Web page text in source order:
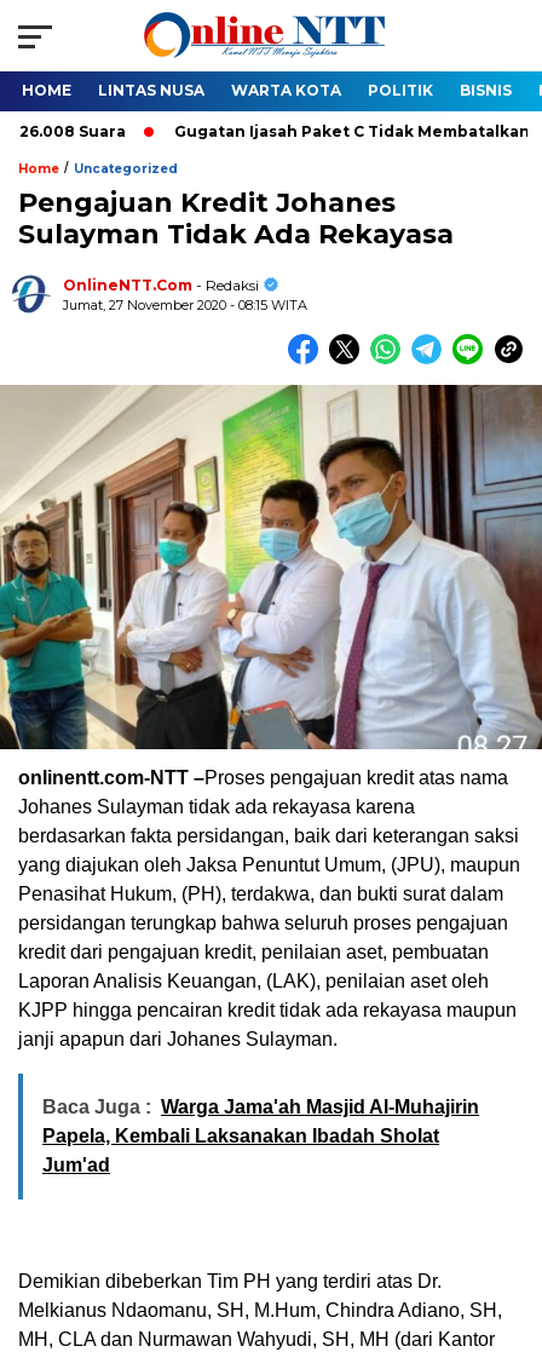
HOME LINTAS NUSA WARTA KOTA POLITIK BISNIS
Suara Gugatan Ijasah Paket C Tidak Membatalkan
Home / Uncategorized
Pengajuan Kredit Johanes
Sulayman Tidak Ada Rekayasa
OnlineNTT.Com - Redaksi
Jumat, 27 November 2020 - 08:15 WITA
onlinentt.com-NTT –Proses pengajuan kredit atas nama
Johanes Sulayman tidak ada rekayasa karena
berdasarkan fakta persidangan, baik dari keterangan saksi
yang diajukan oleh Jaksa Penuntut Umum, (JPU), maupun
Penasihat Hukum, (PH), terdakwa, dan bukti surat dalam
persidangan terungkap bahwa seluruh proses pengajuan
kredit dari pengajuan kredit, penilaian aset, pembuatan
Laporan Analisis Keuangan, (LAK), penilaian aset oleh
KJPP hingga pencairan kredit tidak ada rekayasa maupun
janji apapun dari Johanes Sulayman.
Baca Juga : Warga Jama'ah Masjid Al-Muhajirin
Papela, Kembali Laksanakan Ibadah Sholat
Jum'ad
Demikian dibeberkan Tim PH yang terdiri atas Dr.
Melkianus Ndaomanu, SH, M.Hum, Chindra Adiano, SH,
MH, CLA dan Nurmawan Wahyudi, SH, MH (dari Kantor